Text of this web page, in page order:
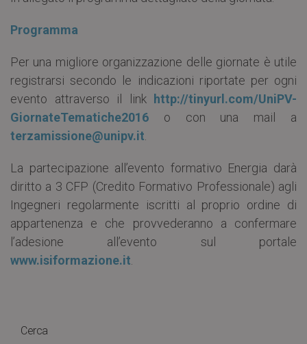
Programma
Per una migliore organizzazione delle giornate è utile
registrarsi secondo le indicazioni riportate per ogni
evento attraverso il link
http://tinyurl.com/UniPV-
GiornateTematiche2016 o con una mail a
terzamissione@unipv.it
La partecipazione all’evento formativo Energia darà
diritto a 3 CFP (Credito Formativo Professionale) agli
Ingegneri regolarmente iscritti al proprio ordine di
appartenenza e che provvederanno a confermare
l’adesione all’evento sul portale
www.isiformazione.it
Cerca